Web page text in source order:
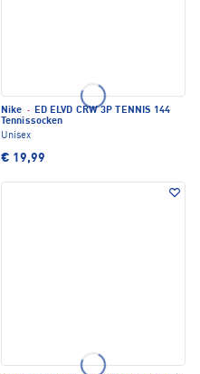
Nike · ED ELVD CRW 3P TENNIS 144
Tennissocken
Unisex
€ 19,99